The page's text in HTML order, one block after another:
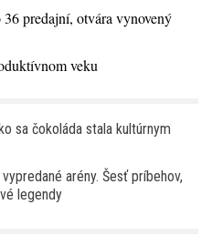
predajní, otvára vynovený
veku
sa čokoláda stala kultúrnym
arény. Šesť príbehov,
legendy